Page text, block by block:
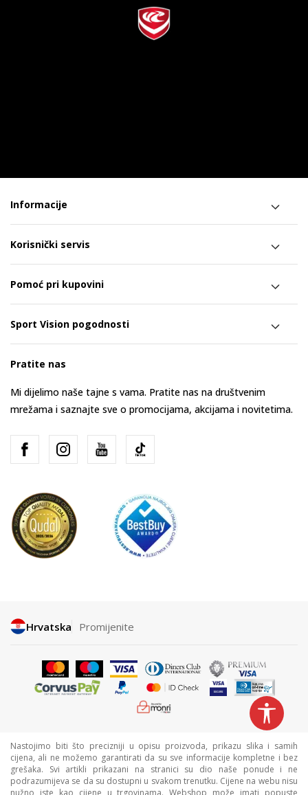
Informacije
Korisnički servis
Pomoć pri kupovini
Sport Vision pogodnosti
Pratite nas
Mi dijelimo naše tajne s vama. Pratite nas na društvenim
mrežama i saznajte sve o promocijama, akcijama i novitetima.
Hrvatska Promijenite
Nastojimo biti što precizniji u opisu proizvoda, prikazu slika i samih
cijena, ali ne možemo garantirati da su sve informacije kompletne i bez
grešaka. Svi artikli prikazani na stranici su dio naše ponude i ne
podrazumijeva se da su dostupni u svakom trenutku. Cijene na webu nisu
nužno iste kao cijene u trgovinama. Webshop može imati popuste